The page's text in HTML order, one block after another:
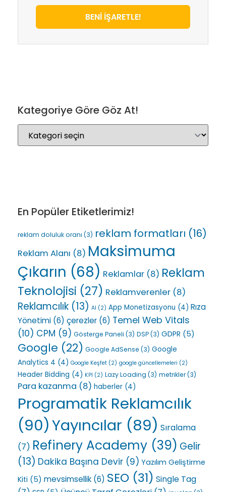
BENİ İŞARETLE!
Kategoriye Göre Göz At!
En Popüler Etiketlerimiz!
reklam doluluk oranı (3) reklam formatları (16)
Reklam Alanı (8) Maksimuma
Çıkarın (68) Reklamlar (8) Reklam
Teknolojisi (27) Reklamverenler (8)
Reklamcılık (13) AI (2) App Monetizasyonu (4) Rıza
Yönetimi (6) çerezler (6) Temel Web Vitals
(10) CPM (9) Gösterge Paneli (3) DSP(3) GDPR (5)
Google (22) Google AdSense (3) Google
Analytics 4 (4) Google Keşfet (2) google güncellemeleri (2)
Header Bidding (4) KPI (2) Lazy Loading (3) metrikler(3)
Para kazanma (8) haberler (4)
Programatik Reklamcılık
(90)Yayıncılar (89) Sıralama
(7) Refinery Academy (39) Gelir
(13) Dakika Başına Devir (9) Yazılım Geliştirme
Kiti (5) mevsimsellik (6) SEO (31) Single Tag